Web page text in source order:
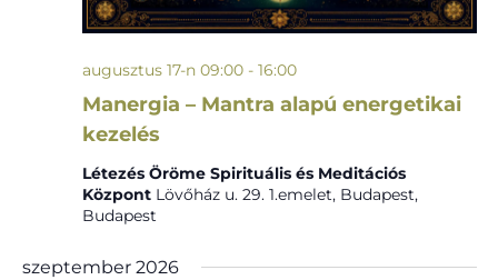
Manergia – Mantra alapú energetikai
kezelés
augusztus 17-n 09:00- 16:00
Létezés Öröme Spirituális és Meditációs
Központ Lövőház u. 29. 1.emelet, Budapest,
Budapest
szeptember 2026